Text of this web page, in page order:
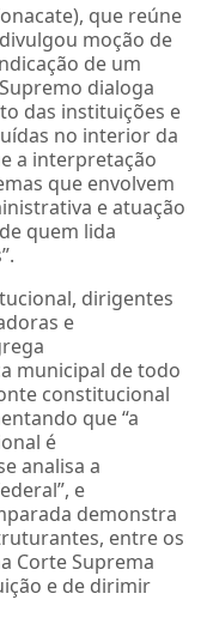
que reúne
moção de
de um
dialoga
das instituições e
no interior da
a interpretação
que envolvem
e atuação
quem lida
dirigentes
e
municipal de todo
constitucional
que “a
é
analisa a
e
demonstra
entre os
Corte Suprema
e de dirimir